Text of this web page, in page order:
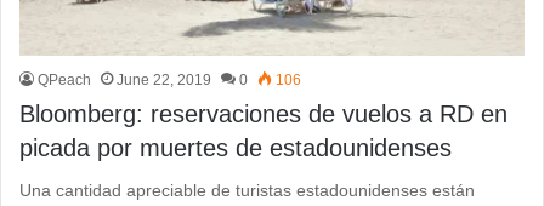
QPeach June 22, 2019 0 106
Bloomberg: reservaciones de vuelos a RD en
picada por muertes de estadounidenses
Una cantidad apreciable de turistas estadounidenses están